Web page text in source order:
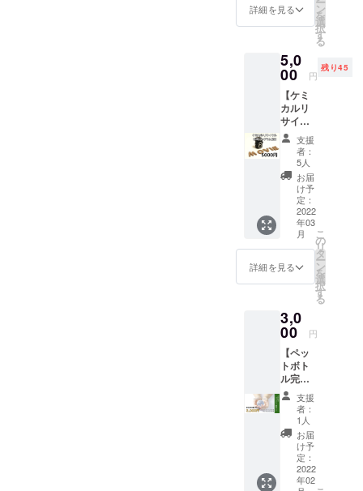
更した際、
の先生に言
われた
『たくさん
の人を雇用
すること
は、大きな
社会貢献の
一つです
との言葉
に、気づき
を得まし
た。
くの方に働
く場と
自らがチャ
レンジでき
る機会を生
み出し、
共に力を合
わせ社会の
お役に立つ
ことが使命
のため
の活動
を知っ
ていた
だきた
い、 そ
んな思
いで、
北海道
銘菓、
千秋庵
様とわ
かさい
も本舗
様にご
協力い
ただき
お菓子
りいた
しま
す。
（わか
さいも
６個・
ノース
マン４
個） 是
非、備
考欄へ
高校生
に向け
てメッ
ン」破
棄され
るシュ
ダーの
紙ごみ
から作
られた
ハンド
消毒
ジェル
となり
ます。
・ハン
ドジェ
ル30ml
３本
セット
・お礼
のメッ
セージ
だきま
す。
詳細を見る ン
を
選
択
す
る
5,0
00 円
残り45
【ケミ
カルリ
サイク
ル教育
動画】
約15
分の動
画作成
を予定
してい
ます。
USBに
てお渡
しいた
しま
す。 学
ミュニ
ティ、
SDGsを
取り入
れてい
る又は
取り入
れよう
と考え
ている
企業様
にも活
用でき
る内容
支援
者：
5人
お届
け予
定：
2022
年03
月
詳細を見る
こ
の
リ
タ
ー
ン
を
選
択
す
る
3,0
00 円
【ペッ
トボト
ル完全
循環を
支援し
たい&お
礼の
メッ
セージ
動画】
未来
支援
者：
1人
お届
け予
定：
2022
年02